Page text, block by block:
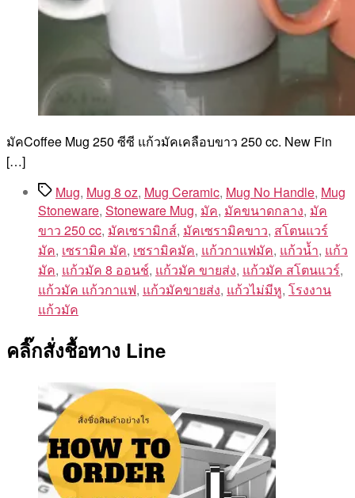
มัคCoffee Mug 250 ซีซี แก้วมัคเคลือบขาว 250 cc. New Fin
[…]
TagsMug, Mug 8 oz, Mug Ceramic, Mug No Handle, Mug
Stoneware, Stoneware Mug, มัค, มัคขนาดกลาง, มัค
ขาว 250 cc, มัคเซรามิกส์, มัคเซรามิคขาว, สโตนแวร์
มัค, เซรามิค มัค, เซรามิคมัค, แก้วกาแฟมัค, แก้วน้ำ, แก้ว
มัค, แก้วมัค 8 ออนช์, แก้วมัค ขายส่ง, แก้วมัค สโตนแวร์,
แก้วมัค แก้วกาแฟ, แก้วมัคขายส่ง, แก้วไม่มีหู, โรงงาน
แก้วมัค
คลิ๊กสั่งชื้อทาง Line